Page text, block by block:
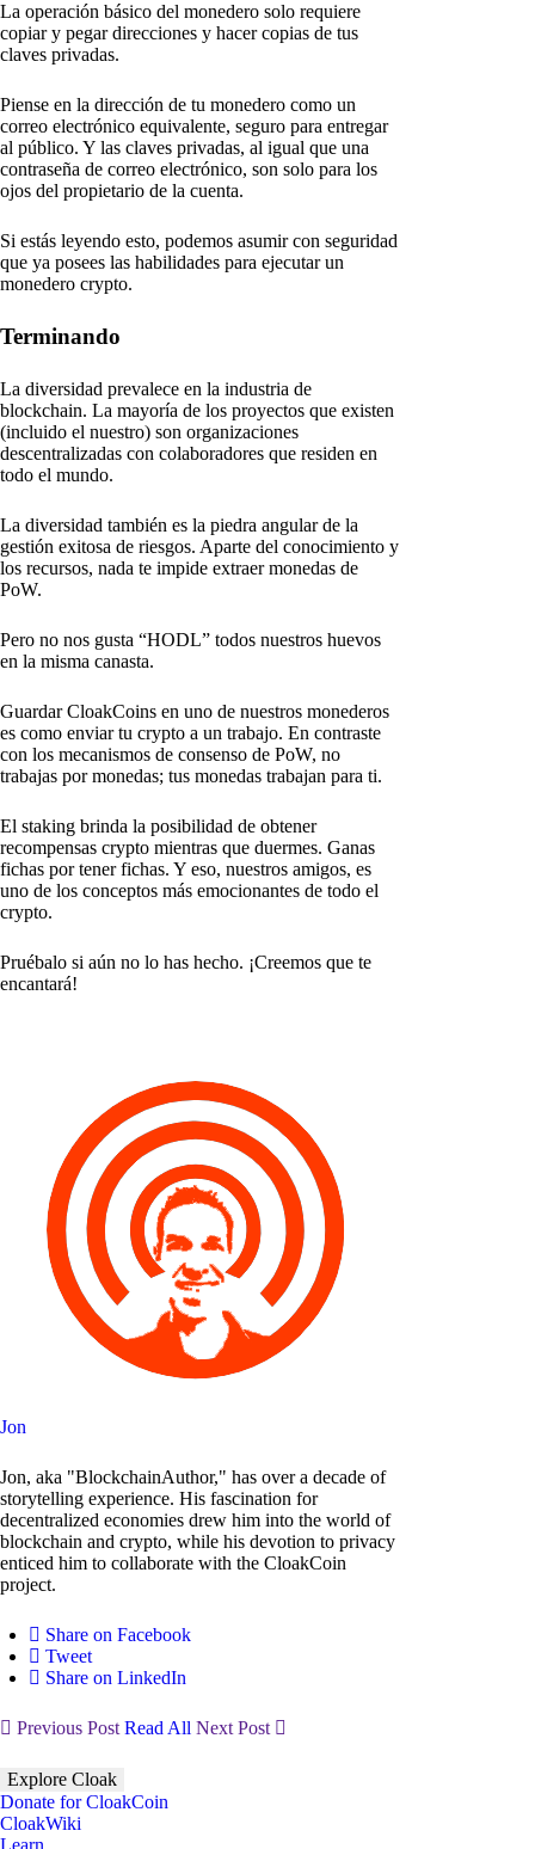
La operación básico del monedero solo requiere
copiar y pegar direcciones y hacer copias de tus
claves privadas.
Piense en la dirección de tu monedero como un
correo electrónico equivalente, seguro para entregar
al público. Y las claves privadas, al igual que una
contraseña de correo electrónico, son solo para los
ojos del propietario de la cuenta.
Si estás leyendo esto, podemos asumir con seguridad
que ya posees las habilidades para ejecutar un
monedero crypto.
Terminando
La diversidad prevalece en la industria de
blockchain. La mayoría de los proyectos que existen
(incluido el nuestro) son organizaciones
descentralizadas con colaboradores que residen en
todo el mundo.
La diversidad también es la piedra angular de la
gestión exitosa de riesgos. Aparte del conocimiento y
los recursos, nada te impide extraer monedas de
PoW.
Pero no nos gusta “HODL” todos nuestros huevos
en la misma canasta.
Guardar CloakCoins en uno de nuestros monederos
es como enviar tu crypto a un trabajo. En contraste
con los mecanismos de consenso de PoW, no
trabajas por monedas; tus monedas trabajan para ti.
El staking brinda la posibilidad de obtener
recompensas crypto mientras que duermes. Ganas
fichas por tener fichas. Y eso, nuestros amigos, es
uno de los conceptos más emocionantes de todo el
crypto.
Pruébalo si aún no lo has hecho. ¡Creemos que te
encantará!
Jon
Jon, aka "BlockchainAuthor," has over a decade of
storytelling experience. His fascination for
decentralized economies drew him into the world of
blockchain and crypto, while his devotion to privacy
enticed him to collaborate with the CloakCoin
project.
Share on Facebook
Tweet
Share on LinkedIn
Previous Post Read All Next Post
Explore Cloak
Donate for CloakCoin
CloakWiki